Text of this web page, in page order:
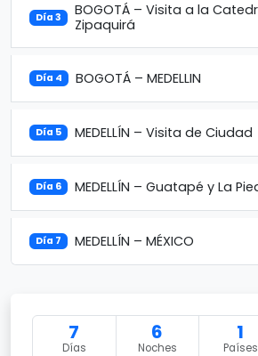
Día 3
BOGOTÁ – Visita a la
Zipaquirá
Día 4 BOGOTÁ – MEDELLIN
Día 5 MEDELLÍN – Visita de Ciudad
Día 6 MEDELLÍN – Guatapé y La
Día 7 MEDELLÍN – MÉXICO
7
Días
6
Noches
1
Países